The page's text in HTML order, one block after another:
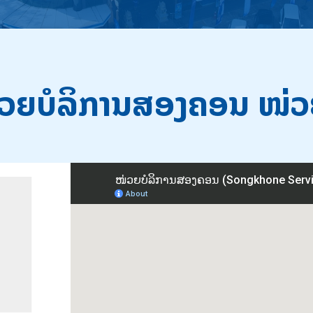
ບໍລິການສອງຄອນ ໜ່